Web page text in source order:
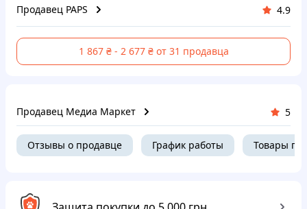
Продавец PAPS 4.9
1 867 ₴ - 2 677 ₴ от 31 продавца
Продавец Медиа Маркет 5
Отзывы о продавце График работы Товары